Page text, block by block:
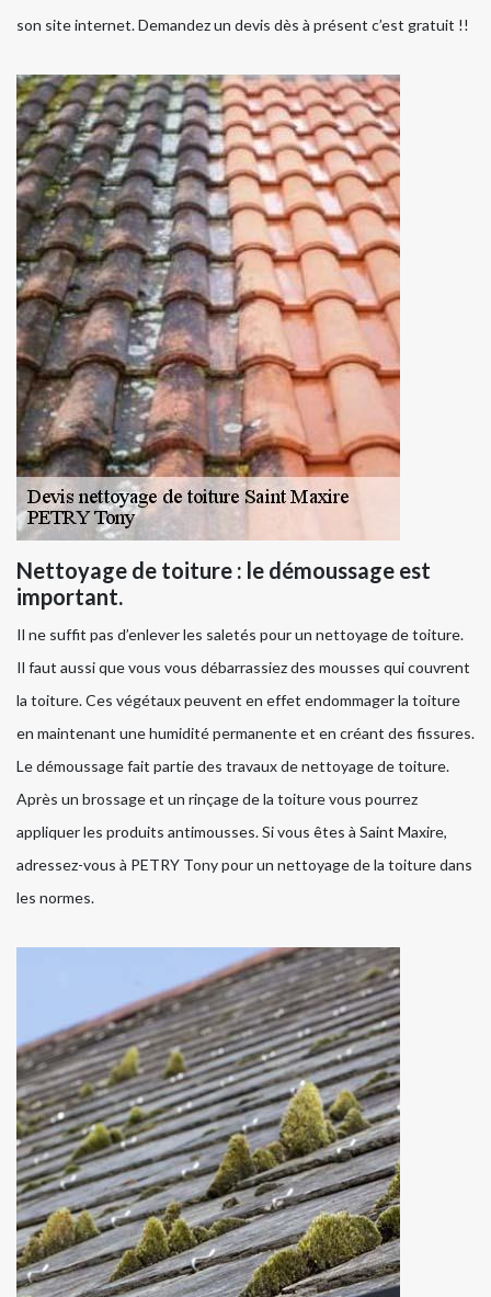
son site internet. Demandez un devis dès à présent c’est gratuit !!
Nettoyage de toiture : le démoussage est
important.
Il ne suffit pas d’enlever les saletés pour un nettoyage de toiture.
Il faut aussi que vous vous débarrassiez des mousses qui couvrent
la toiture. Ces végétaux peuvent en effet endommager la toiture
en maintenant une humidité permanente et en créant des fissures.
Le démoussage fait partie des travaux de nettoyage de toiture.
Après un brossage et un rinçage de la toiture vous pourrez
appliquer les produits antimousses. Si vous êtes à Saint Maxire,
adressez-vous à PETRY Tony pour un nettoyage de la toiture dans
les normes.